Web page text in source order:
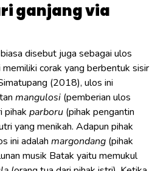
ganjang via
disebut juga sebagai ulos
corak yang berbentuk sisir
(2018), ulos ini
mangulosi (pemberian ulos
pihakparboru (pihak pengantin
yang menikah. Adapun pihak
ini adalahmargondang (pihak
musik Batak yaitu memukul